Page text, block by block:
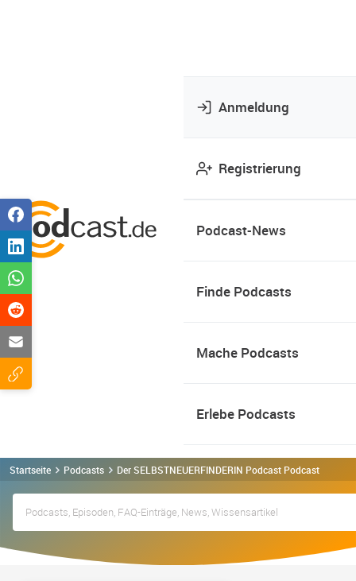
Anmeldung
Registrierung
Podcast-News
Finde Podcasts
Mache Podcasts
Erlebe Podcasts
Startseite Podcasts Der SELBSTNEUERFINDERIN Podcast Podcast